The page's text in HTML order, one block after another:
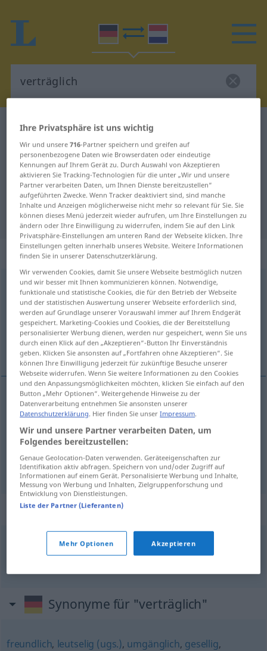
Deutsch-Niederländisch Wörterbuch
Deutsch-Niederländisch
Übersetzung für "verträglich"
"verträglich" Niederländisch
Übersetzung
„verträglich“
verträglich [ɛː]
Übersicht aller Übersetzungen
(Für mehr Details die Übersetzung anklicken/antippen)
licht verteerbaar, te verdragen, verdraagzaam
lichtverteerbaar verträglich
verdragen verträglichMedikament
verdraagzaam verträglichtolerant
Beispielsätze für "verträglich"
verträglich
Synonyme für "verträglich"
freundlich, leutselig (ugs.), umgänglich, gesellig,
Ihre Privatsphäre ist uns wichtig
Wir und unsere716-Partner speichern und greifen auf
personenbezogene Daten wie Browserdaten oder eindeutige
Kennungen auf Ihrem Gerät zu. Durch Auswahl von Akzeptieren
aktivieren Sie Tracking-Technologien für die unter „Wir und unsere
Partner verarbeiten Daten, um Ihnen Dienste bereitzustellen“
aufgeführten Zwecke. Wenn Tracker deaktiviert sind, sind manche
Inhalte und Anzeigen möglicherweise nicht mehr so relevant für Sie. Sie
können dieses Menü jederzeit wieder aufrufen, um Ihre Einstellungen zu
ändern oder Ihre Einwilligung zu widerrufen, indem Sie auf den Link
Privatsphäre-Einstellungen am unteren Rand der Webseite klicken. Ihre
Einstellungen gelten innerhalb unseres Website. Weitere Informationen
finden Sie in unserer Datenschutzerklärung.
Wir verwenden Cookies, damit Sie unsere Webseite bestmöglich nutzen
und wir besser mit Ihnen kommunizieren können. Notwendige,
funktionale und statistische Cookies, die für den Betrieb der Webseite
und der statistischen Auswertung unserer Webseite erforderlich sind,
werden auf Grundlage unserer Vorauswahl immer auf Ihrem Endgerät
gespeichert. Marketing-Cookies und Cookies, die der Bereitstellung
personalisierter Werbung dienen, werden nur gespeichert, wenn Sie uns
durch einen Klick auf den „Akzeptieren“-Button Ihr Einverständnis
geben. Klicken Sie ansonsten auf „Fortfahren ohne Akzeptieren“. Sie
können Ihre Einwilligung jederzeit für zukünftige Besuche unserer
Webseite widerrufen. Wenn Sie weitere Informationen zu den Cookies
und den Anpassungsmöglichkeiten möchten, klicken Sie einfach auf den
Button „Mehr Optionen“. Weitergehende Hinweise zu der
Datenverarbeitung entnehmen Sie ansonsten unserer
Datenschutzerklärung. Hier finden Sie unserImpressum.
Wir und unsere Partner verarbeiten Daten, um
Folgendes bereitzustellen:
Genaue Geolocation-Daten verwenden. Geräteeigenschaften zur
Identifikation aktiv abfragen. Speichern von und/oder Zugriff auf
Informationen auf einem Gerät. Personalisierte Werbung und Inhalte,
Messung von Werbung und Inhalten, Zielgruppenforschung und
Entwicklung von Dienstleistungen.
Liste der Partner (Lieferanten)
Mehr Optionen Akzeptieren